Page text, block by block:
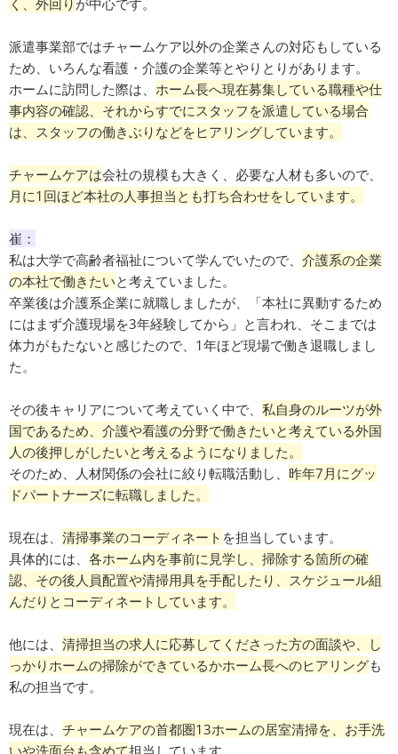
く、外回り が中心です。
派遣事業部ではチャームケア以外の企業さんの対応もしている
ため、いろんな看護・介護の企業等とやりとりがあります。
ホームに訪問した際は、 ホーム長へ現在募集している職種や仕
事内容の確認、それからすでにスタッフを派遣している場合
は、スタッフの働きぶりなどをヒアリングしています。
チャームケアは会社の規模も大きく、必要な人材も多いので、
月に1回ほど本社の人事担当とも打ち合わせをしています。
崔：
私は大学で高齢者福祉について学んでいたので、 介護系の企業
の本社で働きたいと考えていました。
卒業後は介護系企業に就職しましたが、「本社に異動するため
にはまず介護現場を3年経験してから」と言われ、そこまでは
体力がもたないと感じたので、1年ほど現場で働き退職しまし
た。
その後キャリアについて考えていく中で、 私自身のルーツが外
国であるため、介護や看護の分野で働きたいと考えている外国
人の後押しがしたいと考えるようになりました。
そのため、人材関係の会社に絞り転職活動し、 昨年7月にグッ
ドパートナーズに転職しました。
現在は、 清掃事業のコーディネート を担当しています。
具体的には、 各ホーム内を事前に見学し、掃除する箇所の確
認、その後人員配置や清掃用具を手配したり、スケジュール組
んだりとコーディネートしています。
他には、 清掃担当の求人に応募してくださった方の面談や、し
っかりホームの掃除ができているかホーム長へのヒアリングも
私の担当です。
現在は、 チャームケアの首都圏13ホームの居室清掃を、お手洗